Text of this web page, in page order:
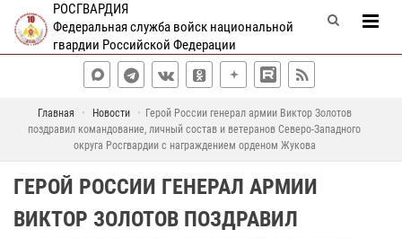
РОСГВАРДИЯ
Федеральная служба войск национальной
гвардии Российской Федерации
Главная Новости
Герой России генерал армии Виктор Золотов
поздравил командование, личный состав и ветеранов Северо-Западного
округа Росгвардии с награждением орденом Жукова
ГЕРОЙ РОССИИ ГЕНЕРАЛ АРМИИ
ВИКТОР ЗОЛОТОВ ПОЗДРАВИЛ